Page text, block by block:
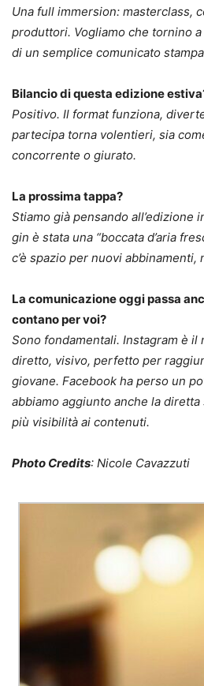
Una full immersion: masterclass,
produttori. Vogliamo che tornino
di un semplice comunicato
Bilancio di questa edizione
Positivo. Il format funziona,
partecipa torna volentieri, sia
concorrente o giurato.
La prossima tappa?
Stiamo già pensando all’edizione
gin è stata una “boccata d’aria
c’è spazio per nuovi abbinamenti,
La comunicazione oggi passa
contano per voi?
Sono fondamentali. Instagram è
diretto, visivo, perfetto per
giovane. Facebook ha perso un
abbiamo aggiunto anche la
più visibilità ai contenuti.
Photo Credits: Nicole Cavazzuti